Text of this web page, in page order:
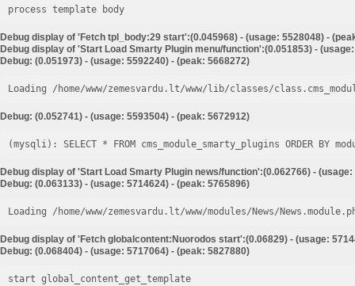
process template body
Debug display of 'Fetch tpl_body:29 start':(0.045968) - (usage: 5528048) -
Debug display of 'Start Load Smarty Plugin menu/function':(0.051853) -
Debug: (0.051973) - (usage: 5592240) - (peak: 5668272)
Loading /home/www/zemesvardu.lt/www/lib/classes/
Debug: (0.052741) - (usage: 5593504) - (peak: 5672912)
Debug display of 'Start Load Smarty Plugin news/function':(0.062766) -
Debug: (0.063133) - (usage: 5714624) - (peak: 5765896)
Loading /home/www/zemesvardu.lt/www/modules/News/
Debug display of 'Fetch globalcontent:Nuorodos start':(0.06829) - (usage:
Debug: (0.068404) - (usage: 5717064) - (peak: 5827880)
start global_content_get_template